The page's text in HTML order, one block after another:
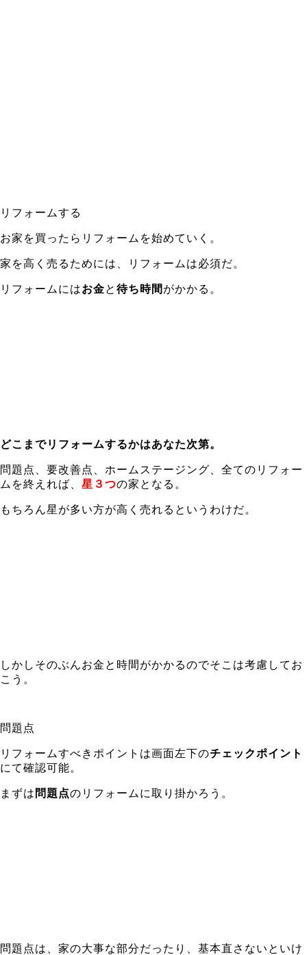
リフォームする
お家を買ったらリフォームを始めていく。
家を高く売るためには、リフォームは必須だ。
リフォームにはお金と 待ち時間 がかかる。
どこまでリフォームするかはあなた次第。
問題点、要改善点、ホームステージング、全てのリフォー
ムを終えれば、 星３つの家となる。
もちろん星が多い方が高く売れるというわけだ。
しかしそのぶんお金と時間がかかるのでそこは考慮してお
こう。
問題点
リフォームすべきポイントは画面左下のチェックポイント
にて確認可能。
まずは 問題点のリフォームに取り掛かろう。
問題点は、家の大事な部分だったり、基本直さないといけ